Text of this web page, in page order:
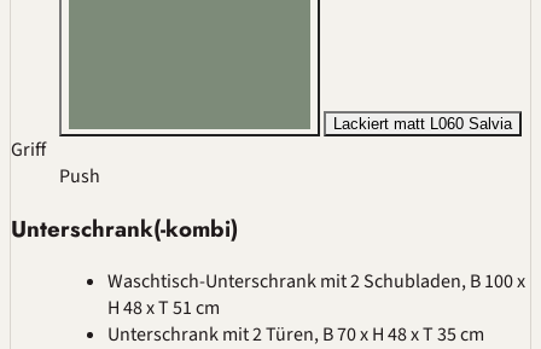
Lackiert matt L060 Salvia
Griff
Push
Unterschrank(-kombi)
Waschtisch-Unterschrank mit 2 Schubladen, B 100 x
H 48 x T 51 cm
Unterschrank mit 2 Türen, B 70 x H 48 x T 35 cm